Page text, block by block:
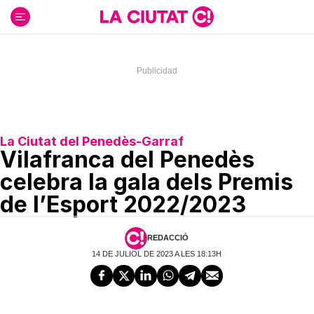
contenido
La Ciutat del Penedès-Garraf
Vilafranca del Penedès
celebra la gala dels Premis
de l’Esport 2022/2023
REDACCIÓ
14 DE JULIOL DE 2023 A LES 18:13H